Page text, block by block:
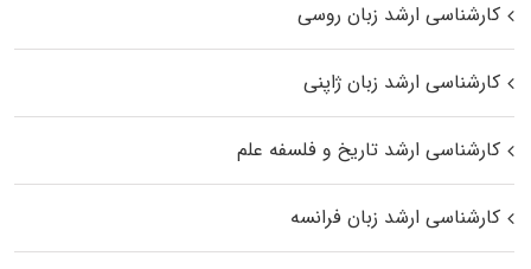
کارشناسی ارشد زبان روسی
کارشناسی ارشد زبان ژاپنی
کارشناسی ارشد تاریخ و فلسفه علم
کارشناسی ارشد زبان فرانسه